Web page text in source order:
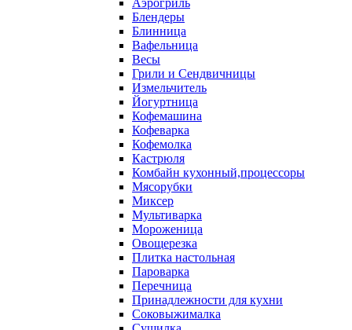
Аэрогриль
Блендеры
Блинница
Вафельница
Весы
Грили и Сендвичницы
Измельчитель
Йогуртница
Кофемашина
Кофеварка
Кофемолка
Кастрюля
Комбайн кухонный,процессоры
Мясорубки
Миксер
Мультиварка
Мороженица
Овощерезка
Плитка настольная
Пароварка
Перечница
Принадлежности для кухни
Соковыжималка